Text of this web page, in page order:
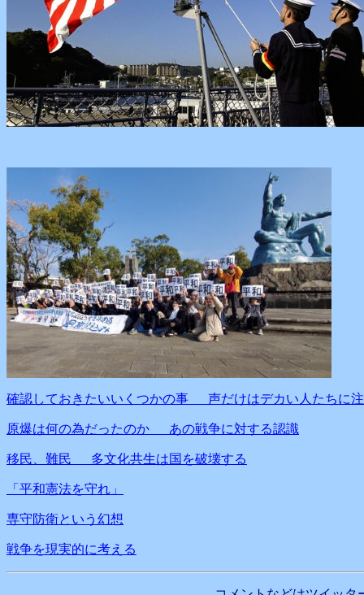
確認しておきたいいくつかの事 声だけはデカい人たちに
原爆は何の為だったのか あの戦争に対する認識
移民、難民 多文化共生は国を破壊する
「平和憲法を守れ」
専守防衛という幻想
戦争を現実的に考える